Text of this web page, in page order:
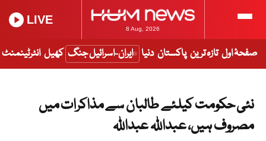
8 Aug, 2026
LIVE
صفحۂ اول تازہ ترین پاکستان دنیا ایران-اسرائیل جنگ کھیل انٹرٹینمنٹ
نئی حکومت کیلئے طالبان سے مذاکرات میں
مصروف ہیں، عبداللہ عبداللہ